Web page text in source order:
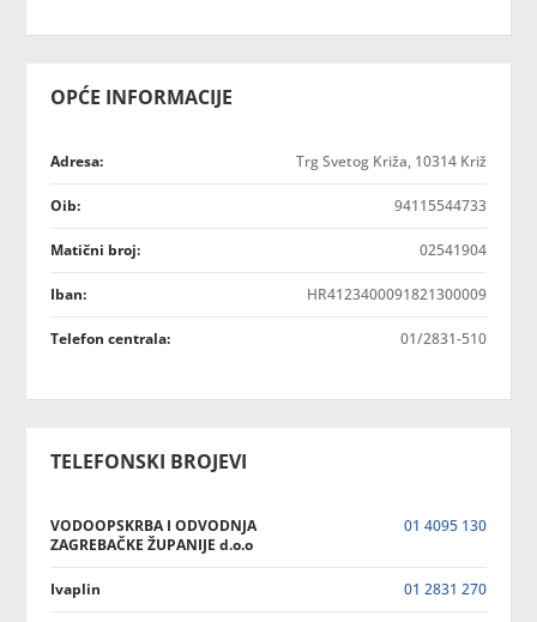
OPĆE INFORMACIJE
Adresa: Trg Svetog Križa, 10314 Križ
Oib: 94115544733
Matični broj: 02541904
Iban: HR4123400091821300009
Telefon centrala: 01/2831-510
TELEFONSKI BROJEVI
VODOOPSKRBA I ODVODNJA
ZAGREBAČKE ŽUPANIJE d.o.o
01 4095 130
Ivaplin 01 2831 270